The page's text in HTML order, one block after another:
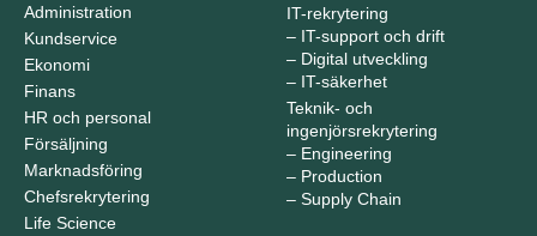
Administration
Kundservice
Ekonomi
Finans
HR och personal
Försäljning
Marknadsföring
Chefsrekrytering
Life Science
IT-rekrytering
– IT-support och drift
– Digital utveckling
– IT-säkerhet
Teknik- och
ingenjörsrekrytering
– Engineering
– Production
– Supply Chain